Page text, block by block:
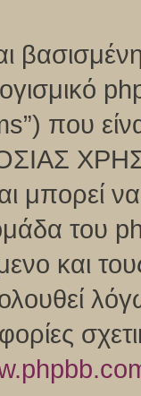
που
μπορεί
του
και